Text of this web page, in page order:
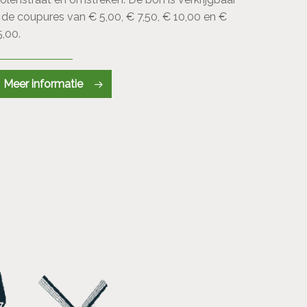
coupures van € 5,00, € 7,50, € 10,00 en €
Meer informatie